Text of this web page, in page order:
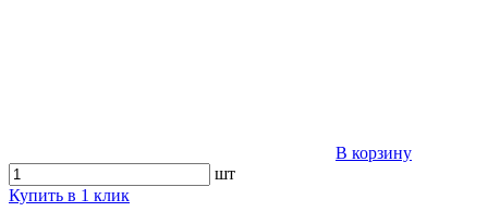
В корзину
шт
Купить в 1 клик